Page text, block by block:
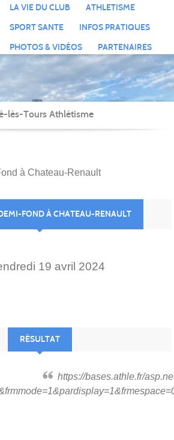
LA VIE DU CLUB
ATHLETISME
SPORT SANTE
INFOS PRATIQUES
PHOTOS & VIDÉOS
PARTENAIRES
lès-Tours Athlétisme
à Chateau-Renault
FOND À CHATEAU-RENAULT
19 avril 2024
RÉSULTAT
https://bases.athle.fr/asp.net/liste.aspx?
cookies